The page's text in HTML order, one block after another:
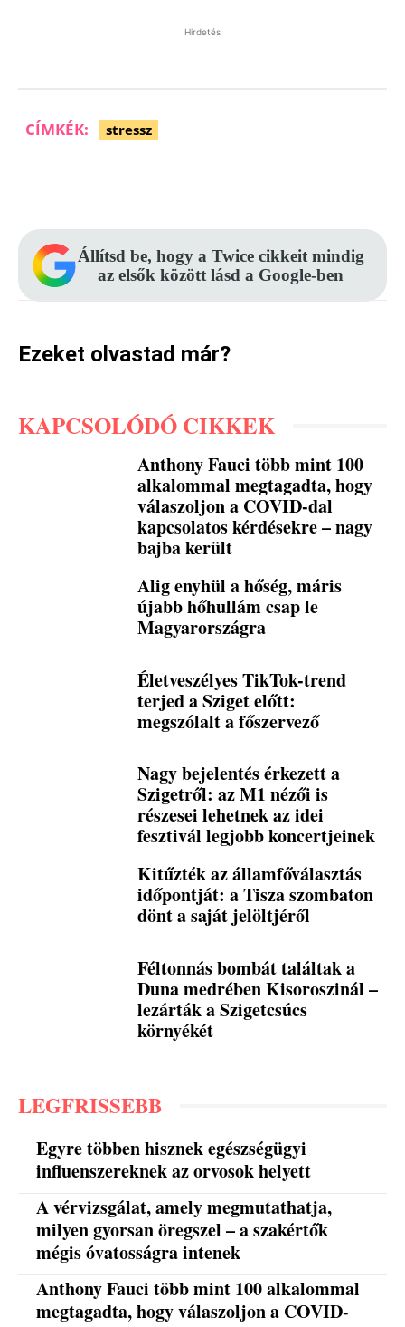
Hirdetés
CÍMKÉK: stressz
Állítsd be, hogy a Twice cikkeit mindig
az elsők között lásd a Google-ben
Ezeket olvastad már?
KAPCSOLÓDÓ CIKKEK
Anthony Fauci több mint 100
alkalommal megtagadta, hogy
válaszoljon a COVID-dal
kapcsolatos kérdésekre – nagy
bajba került
Alig enyhül a hőség, máris
újabb hőhullám csap le
Magyarországra
Életveszélyes TikTok-trend
terjed a Sziget előtt:
megszólalt a főszervező
Nagy bejelentés érkezett a
Szigetről: az M1 nézői is
részesei lehetnek az idei
fesztivál legjobb koncertjeinek
Kitűzték az államfőválasztás
időpontját: a Tisza szombaton
dönt a saját jelöltjéről
Féltonnás bombát találtak a
Duna medrében Kisoroszinál –
lezárták a Szigetcsúcs
környékét
LEGFRISSEBB
Egyre többen hisznek egészségügyi
influenszereknek az orvosok helyett
A vérvizsgálat, amely megmutathatja,
milyen gyorsan öregszel – a szakértők
mégis óvatosságra intenek
Anthony Fauci több mint 100 alkalommal
megtagadta, hogy válaszoljon a COVID-